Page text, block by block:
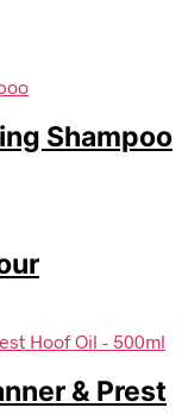
Shampoo
& Prest